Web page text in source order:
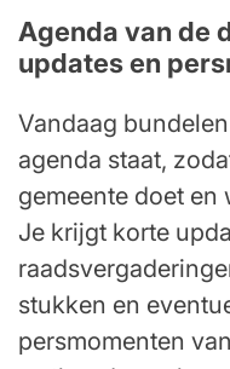
Agenda van de
updates en
Vandaag
agenda staat,
gemeente doet en
Je krijgt korte
stukken en
persmomenten